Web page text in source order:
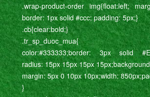
.wrap-product-order img{float:left;
border: 1px solid #ccc; padding: 5px;}
.cb{clear:bold;}
.tr_sp_duoc_mua{
color:#333333;border: 3px solid
radius: 15px 15px 15px
margin: 5px 0 10px 10px;width:
}